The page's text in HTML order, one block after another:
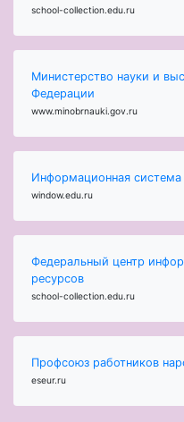
school-collection.edu.ru
Министерство науки и
Федерации
www.minobrnauki.gov.ru
Информационная система
window.edu.ru
Федеральный центр
ресурсов
school-collection.edu.ru
Профсоюз работников
eseur.ru